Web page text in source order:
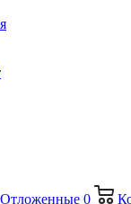
Отложенные 0